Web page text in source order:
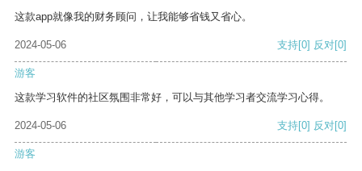
这款app就像我的财务顾问，让我能够省钱又省心。
2024-05-06 支持[0] 反对[0]
游客
这款学习软件的社区氛围非常好，可以与其他学习者交流学习心得。
2024-05-06 支持[0] 反对[0]
游客